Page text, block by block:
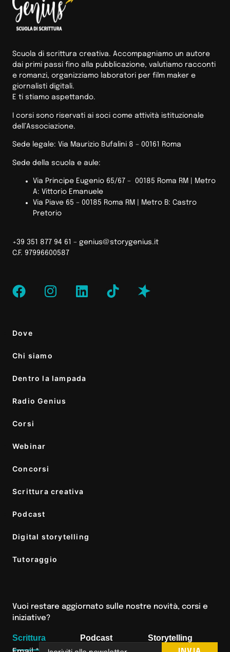
Scuola di scrittura creativa. Accompagniamo un autore
dai primi passi fino alla pubblicazione, valutiamo racconti
e romanzi, organizziamo laboratori per film maker e
giornalisti digitali.
E ti stiamo aspettando.
I corsi sono riservati ai soci come attività istituzionale
dell’Associazione.
Sede legale: Via Maurizio Bufalini 8 – 00161 Roma
Sede della scuola e aule:
Via Principe Eugenio 65/67 – 00185 Roma RM |
Metro
A: Vittorio Emanuele
Via Piave 65 – 00185 Roma RM | Metro B: Castro
Pretorio
+39 351 877 94 61 – genius@storygenius.it
C.F. 97996600587
Dove
Chi siamo
Dentro la lampada
Radio Genius
Corsi
Webinar
Concorsi
Scrittura creativa
Podcast
Digital storytelling
Tutoraggio
Vuoi restare aggiornato sulle nostre novità, corsi e
iniziative?
Scrittura
Podcast Storytelling